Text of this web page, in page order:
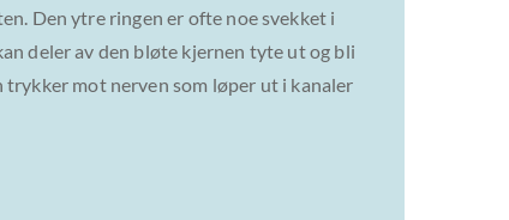
Den ytre ringen er ofte noe svekket i
deler av den bløte kjernen tyte ut og bli
trykker mot nerven som løper ut i kanaler